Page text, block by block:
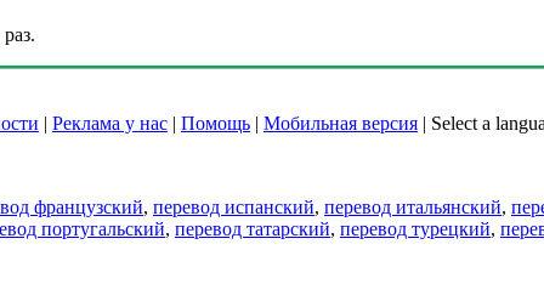
| Реклама у нас | Помощь | Мобильная версия | Select a
французский, перевод испанский, перевод итальянский,
португальский, перевод татарский, перевод турецкий,